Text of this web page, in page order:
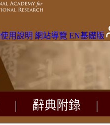
使用說明 網站導覽 EN基礎版
辭典附錄